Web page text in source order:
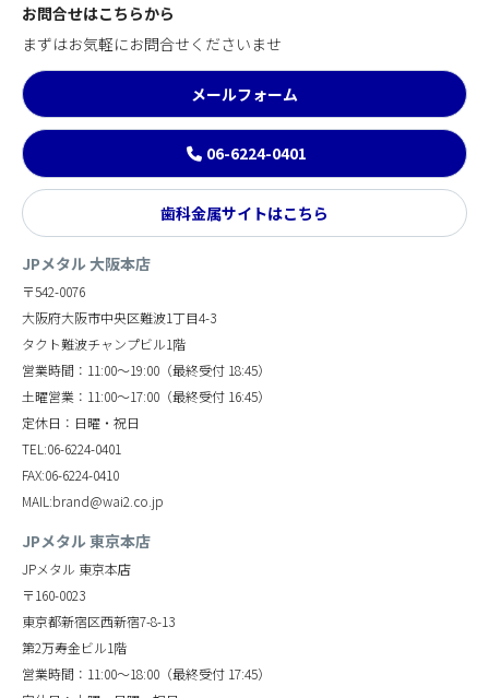
お問合せはこちらから
まずはお気軽にお問合せくださいませ
メールフォーム
06-6224-0401
歯科金属サイトはこちら
JPメタル 大阪本店
〒542-0076
大阪府大阪市中央区難波1丁目4-3
タクト難波チャンプビル1階
営業時間：11:00～19:00（最終受付 18:45）
土曜営業：11:00～17:00（最終受付 16:45）
定休日：日曜・祝日
TEL:06-6224-0401
FAX:06-6224-0410
MAIL:brand@wai2.co.jp
JPメタル 東京本店
JPメタル 東京本店
〒160-0023
東京都新宿区西新宿7-8-13
第2万寿金ビル1階
営業時間：11:00～18:00（最終受付 17:45）